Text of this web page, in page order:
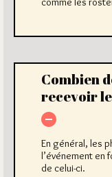
Combien
recevoir
En général, les
l’événement en
de celui-ci.